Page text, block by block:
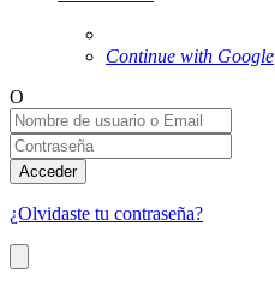
Continue with Google
O
Acceder
¿Olvidaste tu contraseña?